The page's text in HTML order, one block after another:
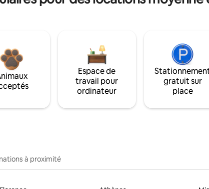
Espace de
travail pour
ordinateur
gratuit sur
place
à proximité